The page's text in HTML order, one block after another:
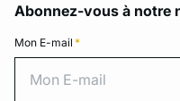
Abonnez-vous à notre
Mon E-mail *